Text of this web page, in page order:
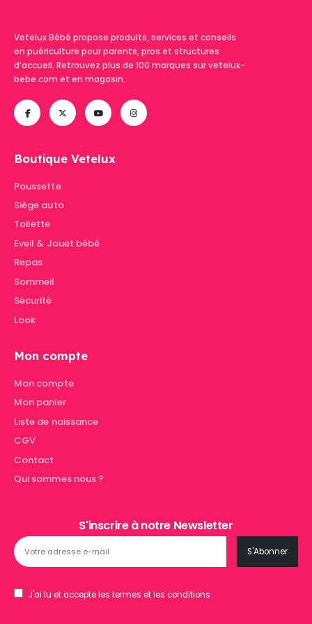
Vetelux Bébé propose produits, services et conseils
en puériculture pour parents, pros et structures
d’accueil. Retrouvez plus de 100 marques sur vetelux-
bebe.com et en magasin.
Boutique Vetelux
Poussette
Siège auto
Toilette
Eveil & Jouet bébé
Repas
Sommeil
Sécurité
Look
Mon compte
Mon compte
Mon panier
Liste de naissance
CGV
Contact
Qui sommes nous ?
S'inscrire à notre Newsletter
J'ai lu et accepte les termes et les conditions